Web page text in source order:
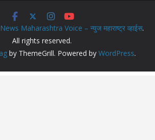
News Maharashtra Voice – न्युज महाराष्ट्र व्हाईस.
All rights reserved.
by ThemeGrill. Powered by WordPress.